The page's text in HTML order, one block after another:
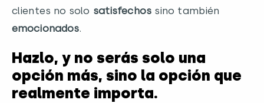
clientes no solo satisfechossino también
emocionados.
Hazlo, y no serás solo una
opción más, sino la opción que
realmente importa.